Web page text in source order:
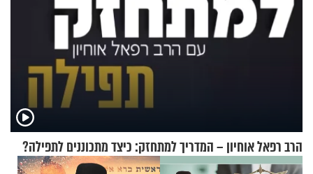
הרב רפאל אוחיון – המדריך למתחזק: כיצד מתכוננים לתפילה?